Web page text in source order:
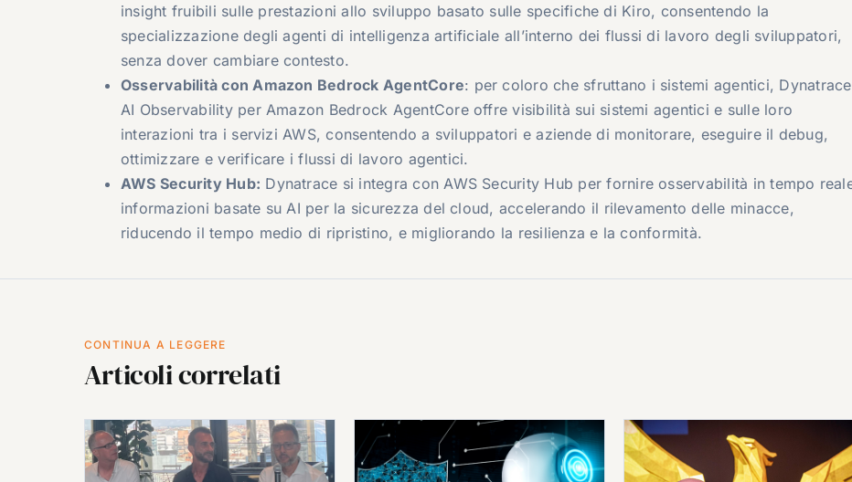
insight fruibili sulle prestazioni allo sviluppo basato sulle specifiche di Kiro, consentendo la
specializzazione degli agenti di intelligenza artificiale all’interno dei flussi di lavoro degli sviluppatori,
senza dover cambiare contesto.
Osservabilità con Amazon Bedrock AgentCore: per coloro che sfruttano i sistemi agentici, Dynatrace
AI Observability per Amazon Bedrock AgentCore offre visibilità sui sistemi agentici e sulle loro
interazioni tra i servizi AWS, consentendo a sviluppatori e aziende di monitorare, eseguire il debug,
ottimizzare e verificare i flussi di lavoro agentici.
AWS Security Hub: Dynatrace si integra con AWS Security Hub per fornire osservabilità in tempo
informazioni basate su AI per la sicurezza del cloud, accelerando il rilevamento delle minacce,
riducendo il tempo medio di ripristino, e migliorando la resilienza e la conformità.
CONTINUA A LEGGERE
Articoli correlati